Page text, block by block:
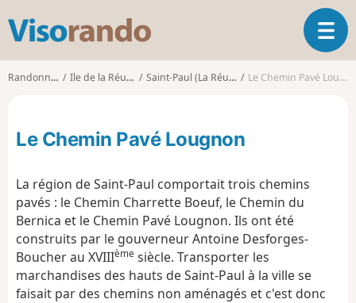
s
o
d
O
u
Randonnées Ile de la Réunion Saint-Paul (La Réunion) Le Chemin Pavé Lougnon
Le Chemin Pavé Lougnon
La région de Saint-Paul comportait trois chemins
pavés : le Chemin Charrette Boeuf, le Chemin du
Bernica et le Chemin Pavé Lougnon. Ils ont été
construits par le gouverneur Antoine Desforges-
Boucher au XVIIIème siècle. Transporter les
marchandises des hauts de Saint-Paul à la ville se
faisait par des chemins non aménagés et c'est donc